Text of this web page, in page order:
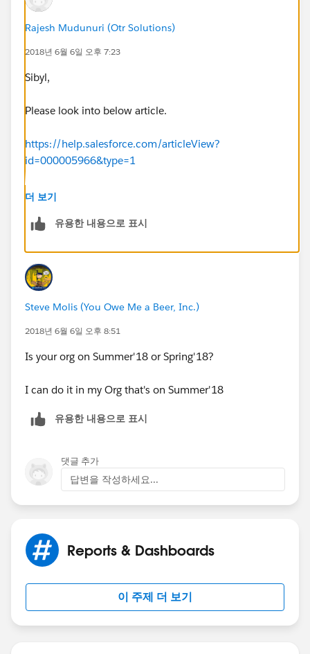
Rajesh Mudunuri (Otr Solutions)
2018년 6월 6일 오후 7:23
Sibyl,
Please look into below article.
https://help.salesforce.com/articleView?
id=000005966&type=1
Thanks
더 보기
유용한 내용으로 표시
Steve Molis (You Owe Me a Beer, Inc.)
2018년 6월 6일 오후 8:51
Is your org on Summer'18 or Spring'18?
I can do it in my Org that's on Summer'18
유용한 내용으로 표시
댓글 추가
답변을 작성하세요...
Reports & Dashboards
이 주제 더 보기